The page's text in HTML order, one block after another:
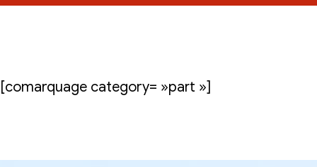
[comarquage category= »part »]